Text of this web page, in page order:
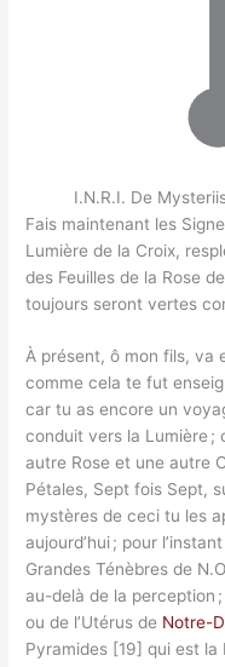
I.N.R.I. De
Fais maintenant les
Lumière de la Croix,
des Feuilles de la Rose
toujours seront vertes
À présent, ô mon fils, va
comme cela te fut
car tu as encore un
conduit vers la Lumière ;
autre Rose et une autre
Pétales, Sept fois Sept,
mystères de ceci tu les
aujourd’hui ; pour
Grandes Ténèbres de
au-delà de la perception
ou de l’Utérus de Notre-
Pyramides [19] qui est la